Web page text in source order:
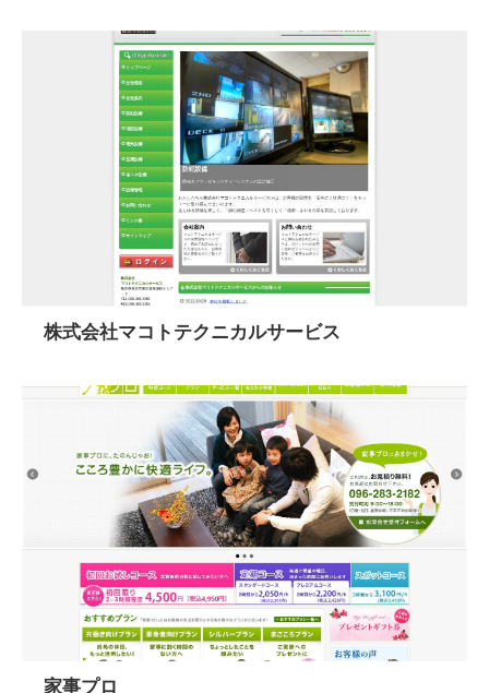
株式会社マコトテクニカルサービス
家事プロ